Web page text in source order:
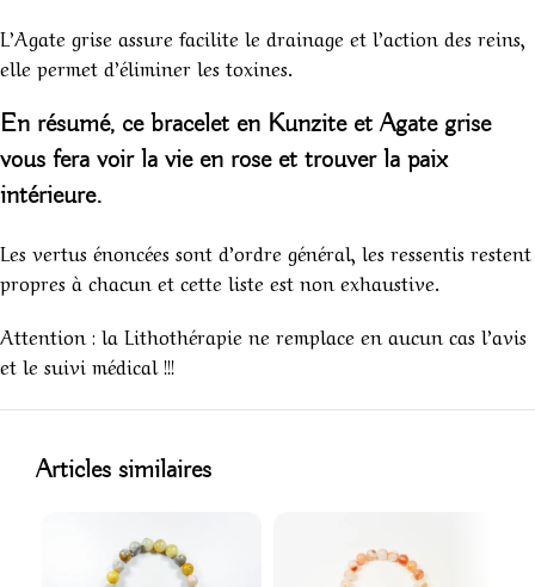
L’Agate grise assure facilite le drainage et l’action des reins,
elle permet d’éliminer les toxines.
En résumé, cebracelet en Kunzite et Agate grise
vous fera voir la vie en rose et trouver la paix
intérieure.
Les vertus énoncées sont d’ordre général, les ressentis restent
propres à chacun et cette liste est non exhaustive.
Attention : la Lithothérapie ne remplace en aucun cas l’avis
et le suivi médical !!!
Articles similaires